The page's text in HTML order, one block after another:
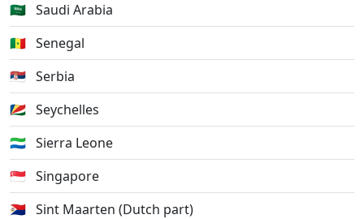
🇸🇦 Saudi Arabia
🇸🇳 Senegal
🇷🇸 Serbia
🇸🇨 Seychelles
🇸🇱 Sierra Leone
🇸🇬 Singapore
🇸🇽 Sint Maarten (Dutch part)